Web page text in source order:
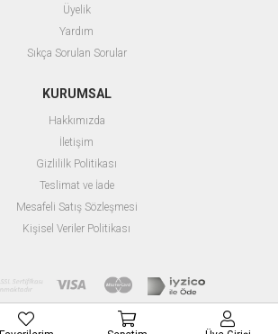
Üyelik
Yardım
Sıkça Sorulan Sorular
KURUMSAL
Hakkımızda
İletişim
Gizlililk Politikası
Teslimat ve İade
Mesafeli Satış Sözleşmesi
Kişisel Veriler Politikası